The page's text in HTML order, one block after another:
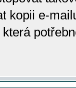
kopii e-